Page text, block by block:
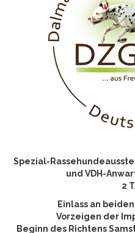
Spezial-
und VDH-
2
Einlass an
Vorzeigen der
Beginn des Richtens